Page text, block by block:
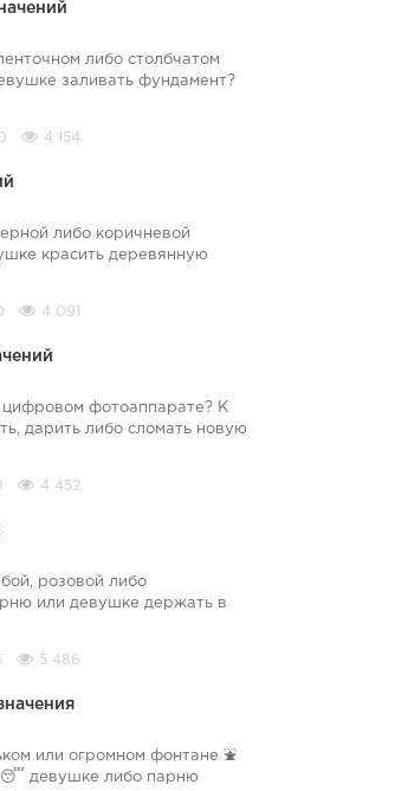
либо столбчатом
заливать фундамент?
4 154
либо коричневой
красить деревянную
4 091
цифровом фотоаппарате? К
дарить либо сломать новую
4 452
розовой либо
или девушке держать в
5 486
или огромном фонтане ⛲
😴 девушке либо парню